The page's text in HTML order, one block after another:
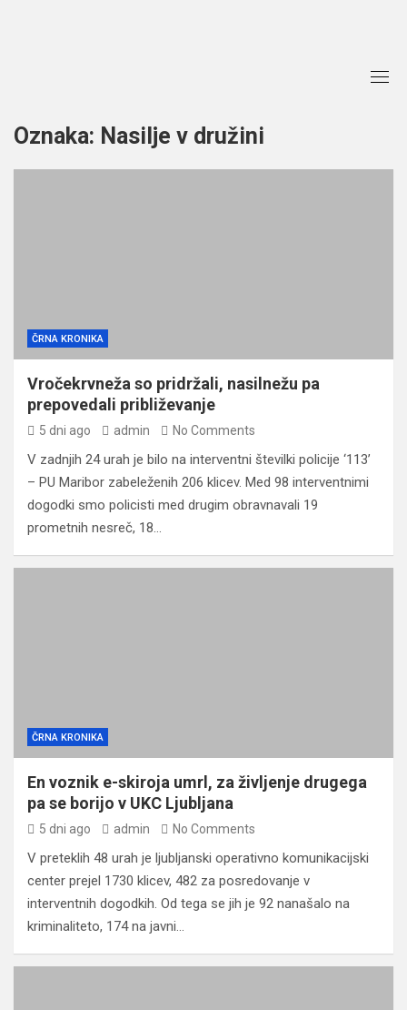
Oznaka: Nasilje v družini
ČRNA KRONIKA
Vročekrvneža so pridržali, nasilnežu pa
prepovedali približevanje
5 dni ago admin No Comments
V zadnjih 24 urah je bilo na interventni številki policije ‘113’
– PU Maribor zabeleženih 206 klicev. Med 98 interventnimi
dogodki smo policisti med drugim obravnavali 19
prometnih nesreč, 18…
ČRNA KRONIKA
En voznik e-skiroja umrl, za življenje drugega
pa se borijo v UKC Ljubljana
5 dni ago admin No Comments
V preteklih 48 urah je ljubljanski operativno komunikacijski
center prejel 1730 klicev, 482 za posredovanje v
interventnih dogodkih. Od tega se jih je 92 nanašalo na
kriminaliteto, 174 na javni…